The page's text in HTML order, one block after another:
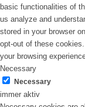
basic functionalities of
us analyze and
stored in your browser
opt-out of these
your browsing
Necessary
Necessary
immer aktiv